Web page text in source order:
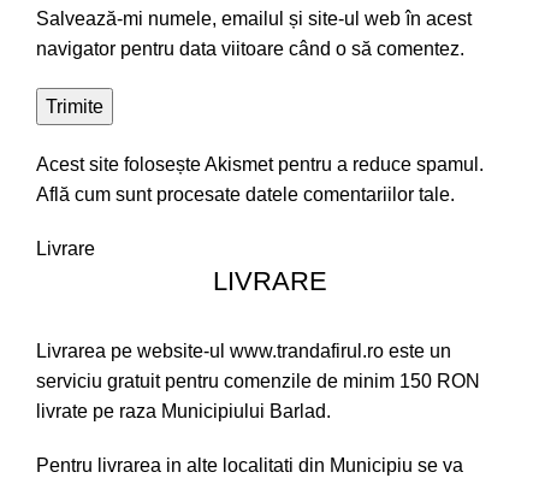
Salvează-mi numele, emailul și site-ul web în acest
navigator pentru data viitoare când o să comentez.
Acest site folosește Akismet pentru a reduce spamul.
Află cum sunt procesate datele comentariilor tale.
Livrare
LIVRARE
Livrarea pe website-ul www.trandafirul.ro este un
serviciu gratuit pentru comenzile de minim 150 RON
livrate pe raza Municipiului Barlad.
Pentru livrarea in alte localitati din Municipiu se va